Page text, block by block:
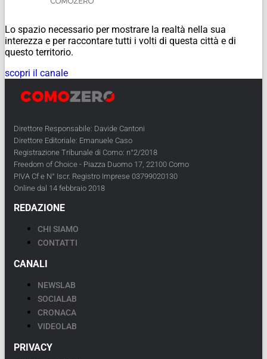
Lo spazio necessario per mostrare la realtà nella sua
interezza e per raccontare tutti i volti di questa città e di
questo territorio.
scopri il canale
Direttore Responsabile: Davide Cantoni
Direttore Editoriale: Emanuele Caso
Registrazione Tribunale di Como: n°2/2018
Freedom of Choice - Piazza Duomo 17, 22100 Como
PIVA Cf e N° Iscr. Registro Imprese 03799020130
Online dal 14 febbraio 2018
REDAZIONE
CHI SIAMO
CONTATTI
CANALI
NEWSLAB
SOCIALAB
CRONACA
VIDEOLAB
PRIVACY